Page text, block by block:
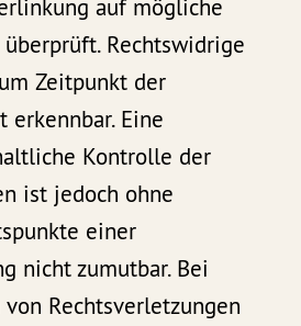
auf mögliche
Rechtswidrige
Zeitpunkt der
erkennbar. Eine
Kontrolle der
ist jedoch ohne
einer
nicht zumutbar. Bei
Rechtsverletzungen